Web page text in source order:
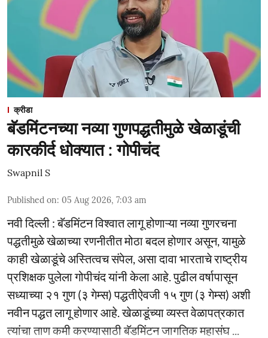
क्रीडा
बॅडमिंटनच्या नव्या गुणपद्धतीमुळे खेळाडूंची
कारकीर्द धोक्यात : गोपीचंद
Swapnil S
Published on: 05 Aug 2026, 7:03 am
नवी दिल्ली : बॅडमिंटन विश्वात लागू होणाऱ्या नव्या गुणरचना
पद्धतीमुळे खेळाच्या रणनीतीत मोठा बदल होणार असून, यामुळे
काही खेळाडूंचे अस्तित्वच संपेल, असा दावा भारताचे राष्ट्रीय
प्रशिक्षक पुलेला गोपीचंद यांनी केला आहे. पुढील वर्षापासून
सध्याच्या २१ गुण (३ गेम्स) पद्धतीऐवजी १५ गुण (३ गेम्स) अशी
नवीन पद्धत लागू होणार आहे. खेळाडूंच्या व्यस्त वेळापत्रकात
त्यांचा ताण कमी करण्यासाठी बॅडमिंटन जागतिक महासंघ ...